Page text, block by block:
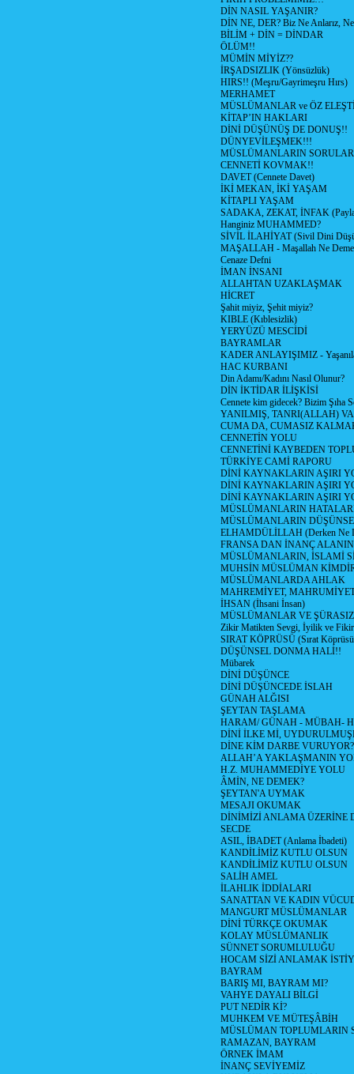
DİN NASIL YAŞANIR?
DİN NE, DER? Biz Ne Anlarız, Ne
BİLİM + DİN = DİNDAR
ÖLÜM!!
MÜMİN MİYİZ??
İRŞADSIZLIK (Yönsüzlük)
HIRS!! (Meşru/Gayrimeşru Hırs)
MERHAMET
MÜSLÜMANLAR ve ÖZ
KİTAP’IN HAKLARI
DİNİ DÜŞÜNÜŞ DE DONUŞ!!
DÜNYEVİLEŞMEK!!!
MÜSLÜMANLARIN
CENNETİ KOVMAK!!
DAVET (Cennete Davet)
İKİ MEKAN, İKİ YAŞAM
KİTAPLI YAŞAM
SADAKA, ZEKAT, İNFAK
Hanginiz MUHAMMED?
SİVİL İLAHİYAT (Sivil Dini
MAŞALLAH - Maşallah Ne
Cenaze Defni
İMAN İNSANI
ALLAHTAN UZAKLAŞMAK
HİCRET
Şahit miyiz, Şehit miyiz?
KIBLE (Kıblesizlik)
YERYÜZÜ MESCİDİ
BAYRAMLAR
KADER ANLAYIŞIMIZ -
HAC KURBANI
Din Adamı/Kadını Nasıl Olunur?
DİN İKTİDAR İLİŞKİSİ
Cennete kim gidecek? Bizim Şıha
YANILMIŞ, TANRI(ALLAH)
CUMA DA, CUMASIZ
CENNETİN YOLU
CENNETİNİ KAYBEDEN
TÜRKİYE CAMİ RAPORU
DİNİ KAYNAKLARIN AŞIRI
DİNİ KAYNAKLARIN AŞIRI
DİNİ KAYNAKLARIN AŞIRI
MÜSLÜMANLARIN
MÜSLÜMANLARIN
ELHAMDÜLİLLAH (Derken Ne
FRANSA DAN İNANÇ
MÜSLÜMANLARIN, İSLAMİ
MUHSİN MÜSLÜMAN
MÜSLÜMANLARDA AHLAK
MAHREMİYET,
İHSAN (İhsani İnsan)
MÜSLÜMANLAR VE
Zikir Matikten Sevgi, İyilik ve
SIRAT KÖPRÜSÜ (Sırat
DÜŞÜNSEL DONMA HALİ!!
Mübarek
DİNİ DÜŞÜNCE
DİNİ DÜŞÜNCEDE İSLAH
GÜNAH ALĞISI
ŞEYTAN TAŞLAMA
HARAM/ GÜNAH - MÜBAH-
DİNİ İLKE Mİ,
DİNE KİM DARBE VURUYOR?
ALLAH’A YAKLAŞMANIN
H.Z. MUHAMMEDİYE YOLU
ÂMİN, NE DEMEK?
ŞEYTAN'A UYMAK
MESAJI OKUMAK
DİNİMİZİ ANLAMA ÜZERİNE
SECDE
ASIL, İBADET (Anlama İbadeti)
KANDİLİMİZ KUTLU OLSUN
KANDİLİMİZ KUTLU OLSUN
SALİH AMEL
İLAHLIK İDDİALARI
SANATTAN VE KADIN
MANGURT MÜSLÜMANLAR
DİNİ TÜRKÇE OKUMAK
KOLAY MÜSLÜMANLIK
SÜNNET SORUMLULUĞU
HOCAM SİZİ ANLAMAK
BAYRAM
BARIŞ MI, BAYRAM MI?
VAHYE DAYALI BİLGİ
PUT NEDİR Kİ?
MUHKEM VE MÜTEŞÂBİH
MÜSLÜMAN TOPLUMLARIN
RAMAZAN, BAYRAM
ÖRNEK İMAM
İNANÇ SEVİYEMİZ